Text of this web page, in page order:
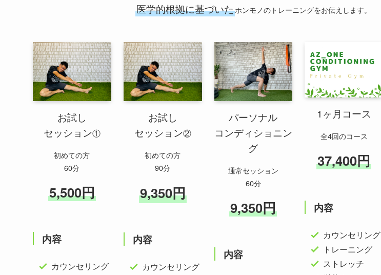
医学的根拠に基づいたホンモノのトレーニングをお伝えします。
お試し
セッション①
初めての方
60分
5,500円
内容
カウンセリング
お試し
セッション②
初めての方
90分
9,350円
内容
カウンセリング
パーソナル
コンディショニン
グ
通常セッション
60分
9,350円
内容
1ヶ月コース
全4回のコース
37,400円
内容
カウンセリング
トレーニング
ストレッチ